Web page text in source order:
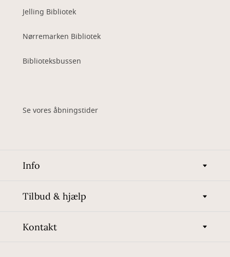
Jelling Bibliotek
Nørremarken Bibliotek
Biblioteksbussen
Se vores åbningstider
Info
Tilbud & hjælp
Kontakt